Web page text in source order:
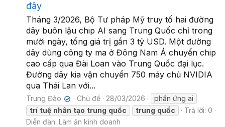
đây
Tháng 3/2026, Bộ Tư pháp Mỹ truy tố hai đường
dây buôn lậu chip AI sang Trung Quốc chỉ trong
mười ngày, tổng giá trị gần 3 tỷ USD. Một đường
dây dùng công ty ma ở Đông Nam Á chuyển chip
cao cấp qua Đài Loan vào Trung Quốc đại lục.
Đường dây kia vận chuyển 750 máy chủ NVIDIA
qua Thái Lan với...
Trung Đào ✔ Chủ đề 28/03/2026
phần ứng ai
trí tuệ nhân tạo trung quốc trung quốc
Trả lời: 0
Diễn đàn: Làm ăn kinh doanh